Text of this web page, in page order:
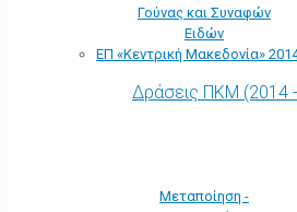
Γούνας και Συναφών
Ειδών
ΕΠ «Kεντρική Μακεδονία»
Δράσεις ΠΚΜ (2014
Μεταποίηση -